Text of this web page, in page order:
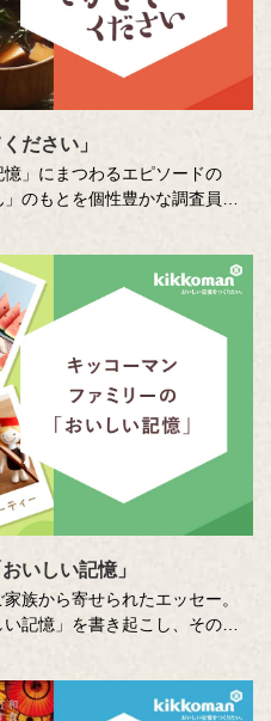
ださい」
」にまつわるエピソードの
のもとを個性豊かな調査員が
ターテインメント番組です。
ター：小野大輔（声優）
いしい記憶」
族から寄せられたエッセー。
記憶」を書き起こし、そのた